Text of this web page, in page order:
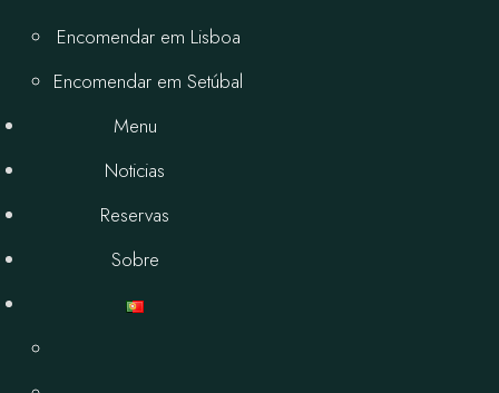
Encomendar em Lisboa
Encomendar em Setúbal
Menu
Noticias
Reservas
Sobre